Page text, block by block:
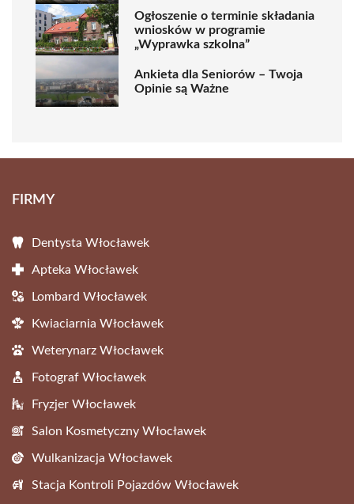
Ogłoszenie o terminie składania
wniosków w programie
„Wyprawka szkolna”
Ankieta dla Seniorów – Twoja
Opinie są Ważne
FIRMY
Dentysta Włocławek
Apteka Włocławek
Lombard Włocławek
Kwiaciarnia Włocławek
Weterynarz Włocławek
Fotograf Włocławek
Fryzjer Włocławek
Salon Kosmetyczny Włocławek
Wulkanizacja Włocławek
Stacja Kontroli Pojazdów Włocławek